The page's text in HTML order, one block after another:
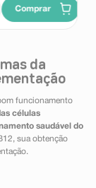
Comprar
da
funcionamento
células
saudável do
sua obtenção